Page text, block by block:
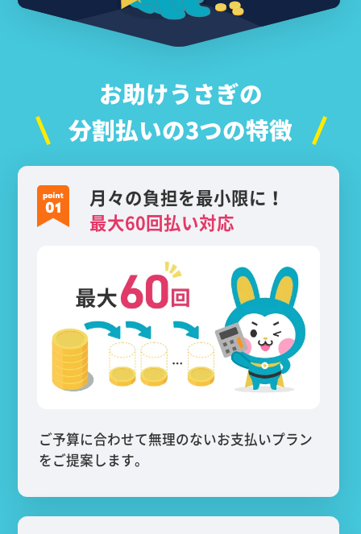
お助けうさぎの
分割払いの3つの特徴
月々の負担を最小限に！
最大60回払い対応
ご予算に合わせて無理のないお支払いプラン
をご提案します。